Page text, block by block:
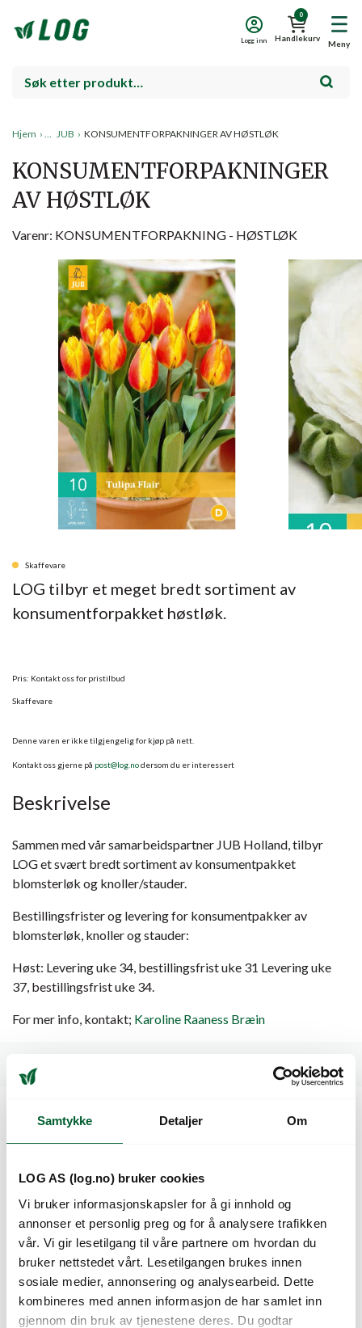
Samtykke Detaljer Om
LOG AS (log.no) bruker cookies
Vi bruker informasjonskapsler for å gi innhold og
annonser et personlig preg og for å analysere trafikken
vår. Vi gir lesetilgang til våre partnere om hvordan du
bruker nettstedet vårt. Lesetilgangen brukes innen
sosiale medier, annonsering og analysearbeid. Dette
kombineres med annen informasjon de har samlet inn
gjennom din bruk av tjenestene deres. Du godtar
Meny
0
Handlekurv
Logg inn
Hjem › JUB › KONSUMENTFORPAKNINGER AV HØSTLØK
KONSUMENTFORPAKNINGER
AV HØSTLØK
Varenr: KONSUMENTFORPAKNING - HØSTLØK
Skaffevare
LOG tilbyr et meget bredt sortiment av
konsumentforpakket høstløk.
Pris: Kontakt oss for pristilbud
Skaffevare
Denne varen er ikke tilgjengelig for kjøp på nett.
Kontakt oss gjerne på post@log.nodersom du er interessert
Beskrivelse
Sammen med vår samarbeidspartner JUB Holland, tilbyr
LOG et svært bredt sortiment av konsumentpakket
blomsterløk og knoller/stauder.
Bestillingsfrister og levering for konsumentpakker av
blomsterløk, knoller og stauder:
Høst: Levering uke 34, bestillingsfrist uke 31 Levering uke
37, bestillingsfrist uke 34.
For mer info, kontakt; Karoline Raaness Bræin
Kunder så også på